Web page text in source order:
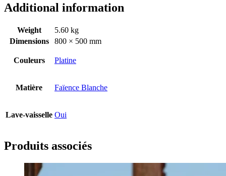
Additional information
Weight
5.60 kg
Dimensions
800 × 500 mm
Couleurs Platine
Matière Faïence Blanche
Lave-vaisselle Oui
Produits associés